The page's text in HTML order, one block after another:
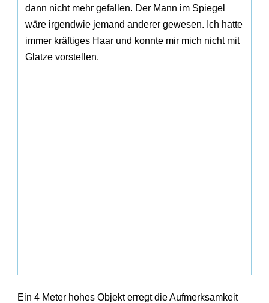
dann nicht mehr gefallen. Der Mann im Spiegel
wäre irgendwie jemand anderer gewesen. Ich hatte
immer kräftiges Haar und konnte mir mich nicht mit
Glatze vorstellen.
Ein 4 Meter hohes Objekt erregt die Aufmerksamkeit